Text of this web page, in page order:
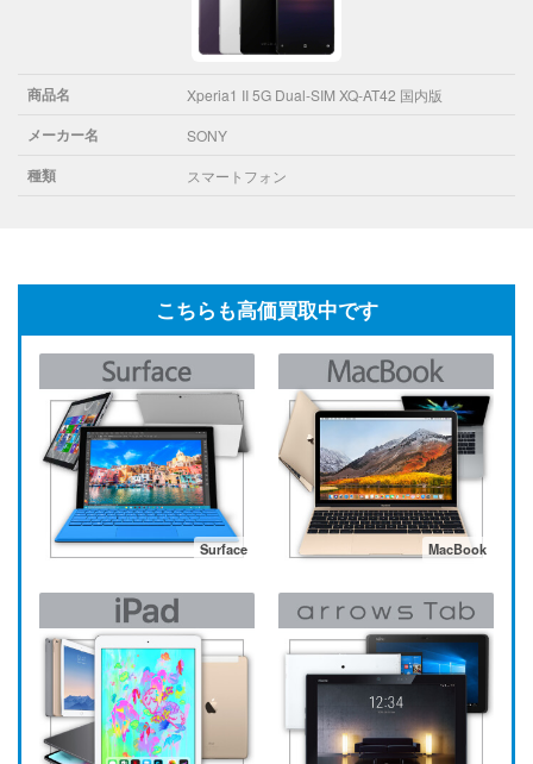
商品名 Xperia1 II 5G Dual-SIM XQ-AT42 国内版
メーカー名 SONY
種類 スマートフォン
こちらも高価買取中です
Surface MacBook